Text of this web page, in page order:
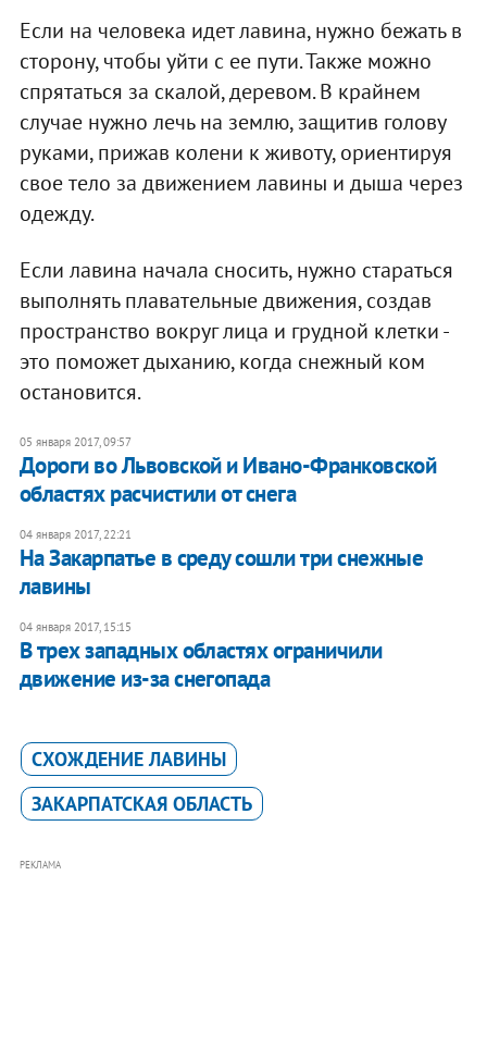
Если на человека идет лавина, нужно бежать в
сторону, чтобы уйти с ее пути. Также можно
спрятаться за скалой, деревом. В крайнем
случае нужно лечь на землю, защитив голову
руками, прижав колени к животу, ориентируя
свое тело за движением лавины и дыша через
одежду.
Если лавина начала сносить, нужно стараться
выполнять плавательные движения, создав
пространство вокруг лица и грудной клетки -
это поможет дыханию, когда снежный ком
остановится.
05 января 2017, 09:57
Дороги во Львовской и Ивано-Франковской
областях расчистили от снега
04 января 2017, 22:21
На Закарпатье в среду сошли три снежные
лавины
04 января 2017, 15:15
В трех западных областях ограничили
движение из-за снегопада
СХОЖДЕНИЕ ЛАВИНЫ
ЗАКАРПАТСКАЯ ОБЛАСТЬ
РЕКЛАМА